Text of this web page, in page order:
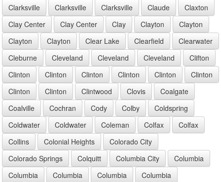
Clarksville
Clarksville Clarksville Claude
Claxton
Clay Center
Clay Center Clay Clayton
Clayton
Clayton
Clayton Clear Lake Clearfield
Clearwater
Cleburne
Cleveland Cleveland Cleveland
Clifton
Clinton
Clinton Clinton Clinton Clinton
Clinton
Clinton
Clinton Clintwood Clovis
Coalgate
Coalville
Cochran Cody Colby
Coldspring
Coldwater
Coldwater Coleman Colfax
Colfax
Collins
Colonial Heights
Colorado City
Colorado Springs
Colquitt Columbia City
Columbia
Columbia
Columbia Columbia
Columbia